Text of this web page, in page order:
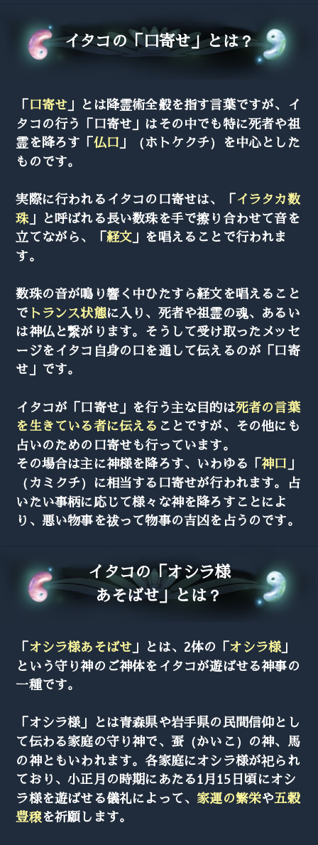
イタコの「口寄せ」とは？
「口寄せ 」とは降霊術全般を指す言葉ですが、イ
タコの行う「口寄せ」はその中でも特に死者や祖
霊を降ろす「仏口 」（ホトケクチ）を中心とした
ものです。
実際に行われるイタコの口寄せは、「イラタカ数
珠」と呼ばれる長い数珠を手で擦り合わせて音を
立てながら、「経文 」を唱えることで行われま
す。
数珠の音が鳴り響く中ひたすら経文を唱えること
で トランス状態に入り、死者や祖霊の魂、あるい
は神仏と繋がります。そうして受け取ったメッセ
ージをイタコ自身の口を通して伝えるのが「口寄
せ」です。
イタコが「口寄せ」を行う主な目的は死者の言葉
を生きている者に伝える ことですが、その他にも
占いのための口寄せも行っています。
その場合は主に神様を降ろす、いわゆる「神口 」
（カミクチ）に相当する口寄せが行われます。占
いたい事柄に応じて様々な神を降ろすことによ
り、悪い物事を祓って物事の吉凶を占うのです。
イタコの「オシラ様
あそばせ」とは？
「オシラ様あそばせ 」とは、2体の「オシラ様」
という守り神のご神体をイタコが遊ばせる神事の
一種です。
「オシラ様」とは青森県や岩手県の民間信仰とし
て伝わる家庭の守り神で、蚕（かいこ）の神、馬
の神ともいわれます。各家庭にオシラ様が祀られ
ており、小正月の時期にあたる1月15日頃にオシ
ラ様を遊ばせる儀礼によって、 家運の繁栄や五穀
豊穣を祈願します。